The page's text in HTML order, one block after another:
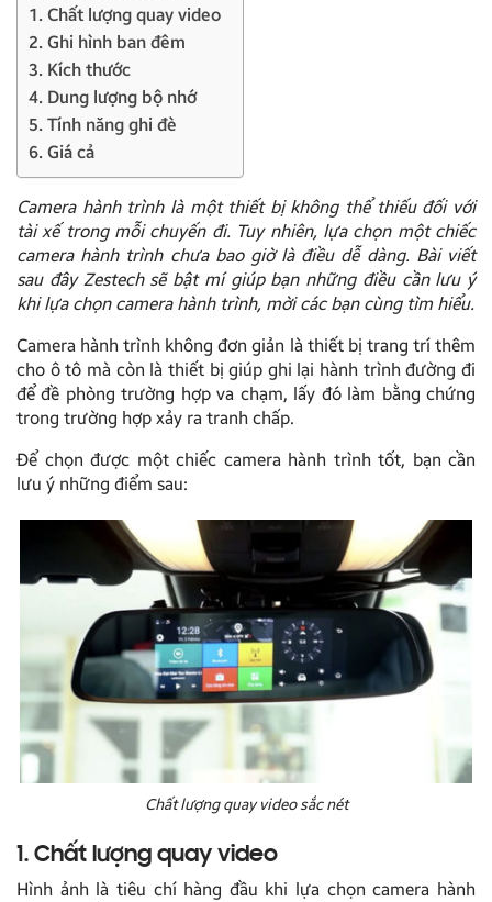
1. Chất lượng quay video
2. Ghi hình ban đêm
3. Kích thước
4. Dung lượng bộ nhớ
5. Tính năng ghi đè
6. Giá cả
Camera hành trình là một thiết bị không thể thiếu đối với
tài xế trong mỗi chuyến đi. Tuy nhiên, lựa chọn một chiếc
camera hành trình chưa bao giờ là điều dễ dàng. Bài viết
sau đây Zestech sẽ bật mí giúp bạn những điều cần lưu ý
khi lựa chọn camera hành trình, mời các bạn cùng tìm hiểu.
Camera hành trình không đơn giản là thiết bị trang trí thêm
cho ô tô mà còn là thiết bị giúp ghi lại hành trình đường đi
để đề phòng trường hợp va chạm, lấy đó làm bằng chứng
trong trường hợp xảy ra tranh chấp.
Để chọn được một chiếc camera hành trình tốt, bạn cần
lưu ý những điểm sau:
Chất lượng quay video sắc nét
1. Chất lượng quay video
Hình ảnh là tiêu chí hàng đầu khi lựa chọn camera hành